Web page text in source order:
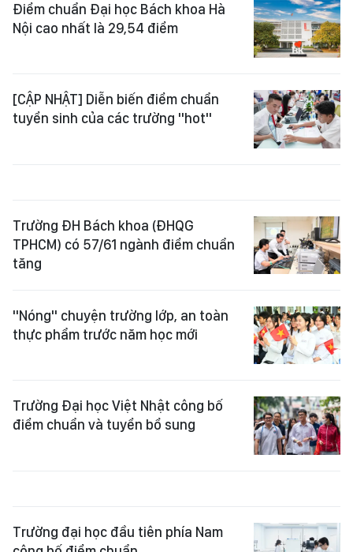
Điểm chuẩn Đại học Bách khoa Hà
Nội cao nhất là 29,54 điểm
[CẬP NHẬT] Diễn biến điểm chuẩn
tuyển sinh của các trường "hot"
Trường ĐH Bách khoa (ĐHQG
TPHCM) có 57/61 ngành điểm chuẩn
tăng
"Nóng" chuyện trường lớp, an toàn
thực phẩm trước năm học mới
Trường Đại học Việt Nhật công bố
điểm chuẩn và tuyển bổ sung
Trường đại học đầu tiên phía Nam